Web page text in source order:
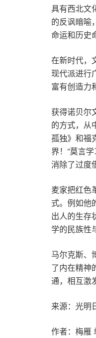
具有西北文
的反讽暗喻
命运和历史
在新时代，
现代派进行
富有创造力
获得诺贝尔
的方式，从
孤独》和福
界！”莫言
消除了过度
麦家把红色
式。例如他
出人的生存
学的民族性
马尔克斯、
了内在精神
通，相互激
来源：光明
作者：梅雁